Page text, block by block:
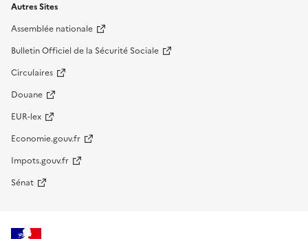
Autres Sites
Assemblée nationale
Bulletin Officiel de la Sécurité Sociale
Circulaires
Douane
EUR-lex
Economie.gouv.fr
Impots.gouv.fr
Sénat